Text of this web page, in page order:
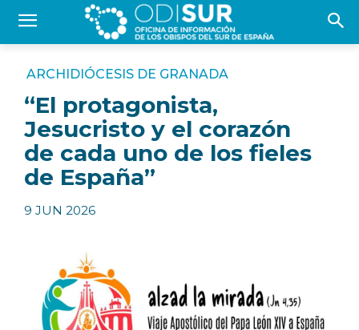
ARCHIDIÓCESIS DE GRANADA
“El protagonista,
Jesucristo y el corazón
de cada uno de los fieles
de España”
9 JUN 2026